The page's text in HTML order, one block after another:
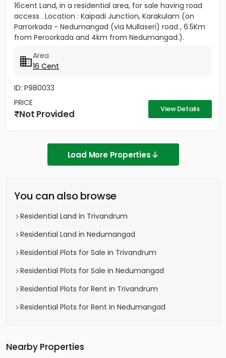
16cent Land, in a residential area, for sale having road
access . Location : Kaipadi Junction, Karakulam (on
Parrorkada - Nedumangad (via Mullaseri) road , 6.5Km
from Peroorkada and 4km from Nedumangad.).
Area
16 Cent
ID: P980033
PRICE
Not Provided View Details
Load More Properties
You can also browse
Residential Land in Trivandrum
Residential Land in Nedumangad
Residential Plots for Sale in Trivandrum
Residential Plots for Sale in Nedumangad
Residential Plots for Rent in Trivandrum
Residential Plots for Rent in Nedumangad
Nearby Properties